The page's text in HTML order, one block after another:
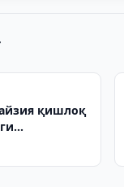
қишлоқ